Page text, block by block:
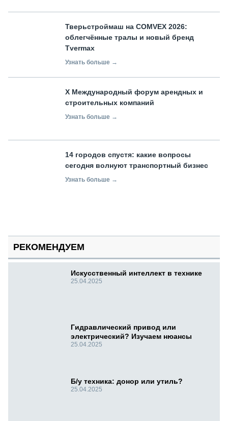
Тверьстроймаш на COMVEX 2026:
облегчённые тралы и новый бренд
Tvermax
Узнать больше →
X Международный форум арендных и
строительных компаний
Узнать больше →
14 городов спустя: какие вопросы
сегодня волнуют транспортный бизнес
Узнать больше →
РЕКОМЕНДУЕМ
Искусственный интеллект в технике
25.04.2025
Гидравлический привод или
электрический? Изучаем нюансы
25.04.2025
Б/у техника: донор или утиль?
25.04.2025